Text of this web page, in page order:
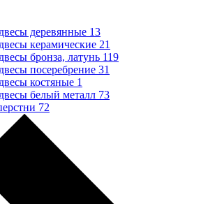
деревянные 13
керамические 21
бронза, латунь 119
посеребрение 31
костяные 1
белый металл 73
72